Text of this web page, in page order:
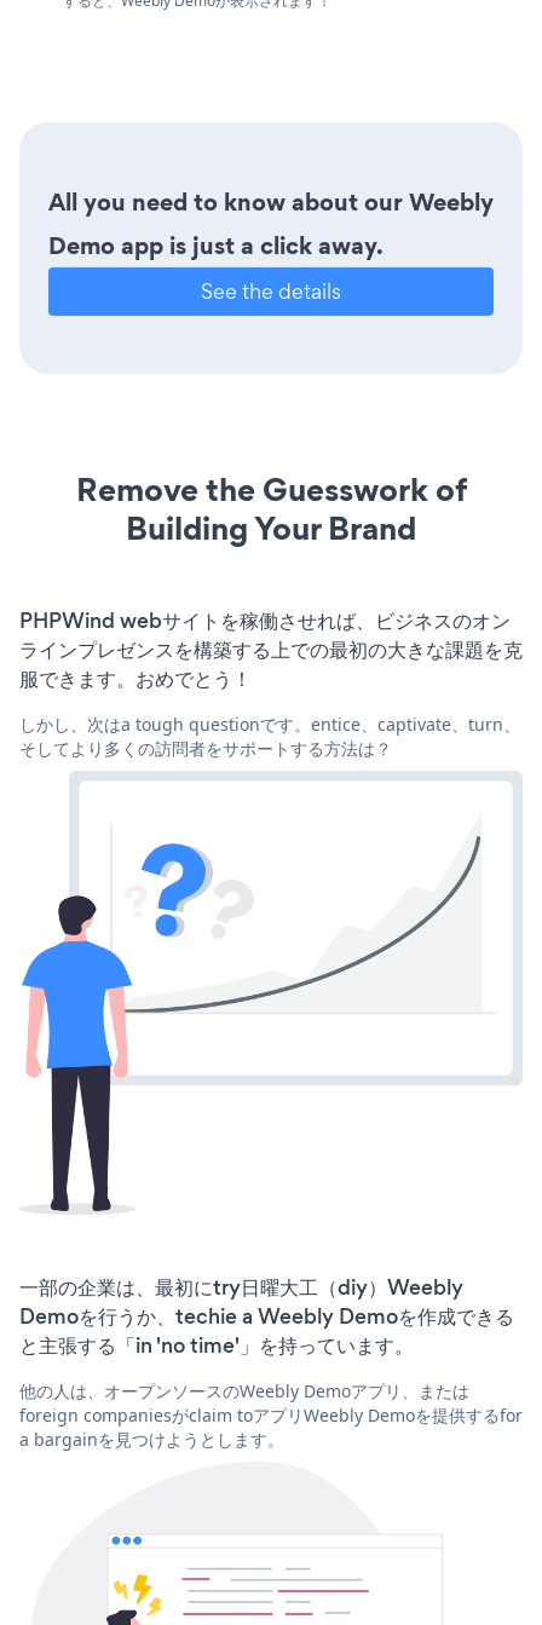
All you need to know about our Weebly
Demo app is just a click away.
See the details
Remove the Guesswork of
Building Your Brand
PHPWind webサイトを稼働させれば、ビジネスのオン
ラインプレゼンスを構築する上での最初の大きな課題を克
服できます。おめでとう！
しかし、次はa tough questionです。entice、captivate、turn、
そしてより多くの訪問者をサポートする方法は？
一部の企業は、最初にtry日曜大工（diy）Weebly
Demoを行うか、techie a Weebly Demoを作成できる
と主張する「in 'no time'」を持っています。
他の人は、オープンソースのWeebly Demoアプリ、または
foreign companiesがclaim toアプリWeebly Demoを提供するfor
a bargainを見つけようとします。